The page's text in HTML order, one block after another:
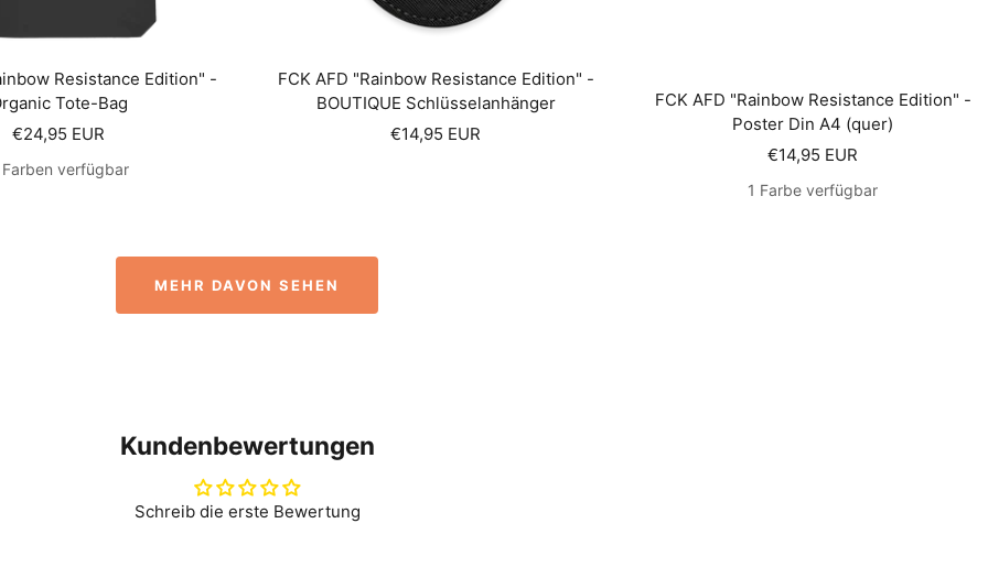
Resistance Edition" -
Tote-Bag
Angebotspreis
€24,95 EUR
verfügbar
FCK AFD "Rainbow Resistance Edition" -
BOUTIQUE Schlüsselanhänger
Angebotspreis
€14,95 EUR
FCK AFD "Rainbow Resistance Edition" -
Poster Din A4 (quer)
Angebotspreis
€14,95 EUR
1 Farbe verfügbar
MEHR DAVON SEHEN
Kundenbewertungen
Schreib die erste Bewertung